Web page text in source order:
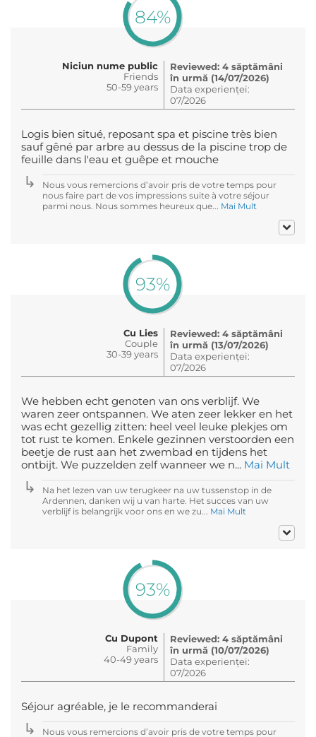
84%
Niciun nume public
Friends
50-59 years
Reviewed: 4 săptămâni
în urmă (14/07/2026)
Data experienței:
07/2026
Logis bien situé, reposant spa et piscine très bien
sauf gêné par arbre au dessus de la piscine trop de
feuille dans l'eau et guêpe et mouche
Nous vous remercions d’avoir pris de votre temps pour
nous faire part de vos impressions suite à votre séjour
parmi nous. Nous sommes heureux que... Mai Mult
93%
Cu Lies
Couple
30-39 years
Reviewed: 4 săptămâni
în urmă (13/07/2026)
Data experienței:
07/2026
We hebben echt genoten van ons verblijf. We
waren zeer ontspannen. We aten zeer lekker en het
was echt gezellig zitten: heel veel leuke plekjes om
tot rust te komen. Enkele gezinnen verstoorden een
beetje de rust aan het zwembad en tijdens het
ontbijt. We puzzelden zelf wanneer we n... Mai Mult
Na het lezen van uw terugkeer na uw tussenstop in de
Ardennen, danken wij u van harte. Het succes van uw
verblijf is belangrijk voor ons en we zu... Mai Mult
93%
Cu Dupont
Family
40-49 years
Reviewed: 4 săptămâni
în urmă (10/07/2026)
Data experienței:
07/2026
Séjour agréable, je le recommanderai
Nous vous remercions d’avoir pris de votre temps pour